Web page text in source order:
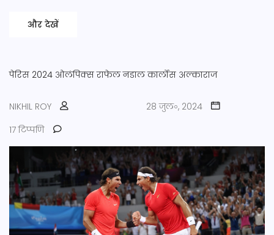
और देखें
पेरिस 2024 ओलंपिक्स राफेल नडाल कार्लोस अल्काराज
NIKHIL ROY
28 जुल॰, 2024
17 टिप्पणि